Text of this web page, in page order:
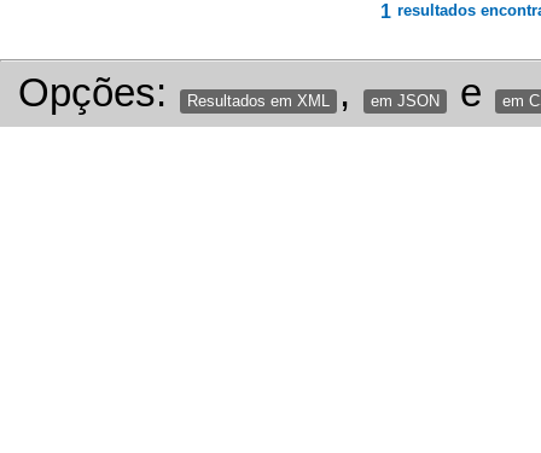
1 resultados
Opções: Resultados em XML , em JSON e em